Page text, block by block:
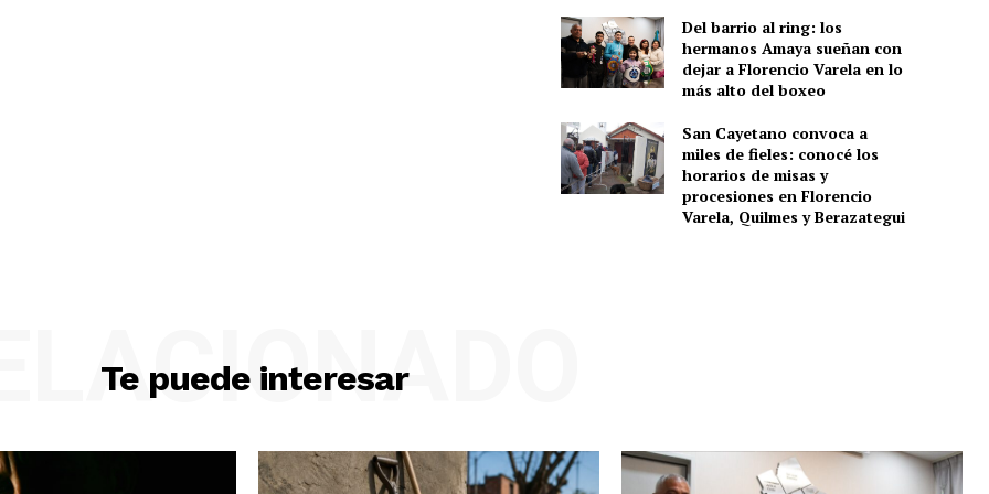
Del barrio al ring: los
hermanos Amaya sueñan con
dejar a Florencio Varela en lo
más alto del boxeo
San Cayetano convoca a
miles de fieles: conocé los
horarios de misas y
procesiones en Florencio
Varela, Quilmes y Berazategui
Te puede interesar